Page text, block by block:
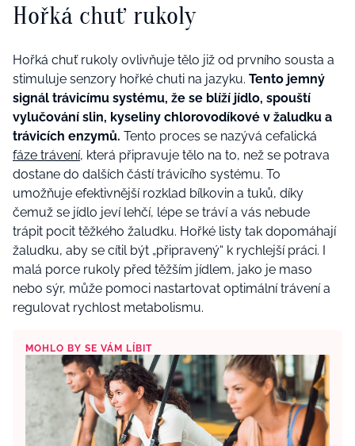
Hořká chuť rukoly
Hořká chuť rukoly ovlivňuje tělo již od prvního sousta a
stimuluje senzory hořké chuti na jazyku. Tento jemný
signál trávicímu systému, že se blíží jídlo, spouští
vylučování slin, kyseliny chlorovodíkové v žaludku a
trávicích enzymů. Tento proces se nazývá cefalická
fáze trávení, která připravuje tělo na to, než se potrava
dostane do dalších částí trávicího systému. To
umožňuje efektivnější rozklad bílkovin a tuků, díky
čemuž se jídlo jeví lehčí, lépe se tráví a vás nebude
trápit pocit těžkého žaludku. Hořké listy tak dopomáhají
žaludku, aby se cítil být „připravený“ k rychlejší práci. I
malá porce rukoly před těžším jídlem, jako je maso
nebo sýr, může pomoci nastartovat optimální trávení a
regulovat rychlost metabolismu.
MOHLO BY SE VÁM LÍBIT